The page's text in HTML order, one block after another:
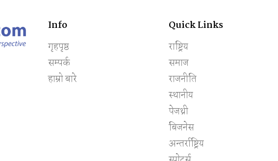
Info
गृहपृष्ठ
सम्पर्क
हाम्रो बारे
Quick Links
राष्ट्रिय
समाज
राजनीति
स्थानीय
पेजथ्री
बिजनेस
अन्तर्राष्ट्रिय